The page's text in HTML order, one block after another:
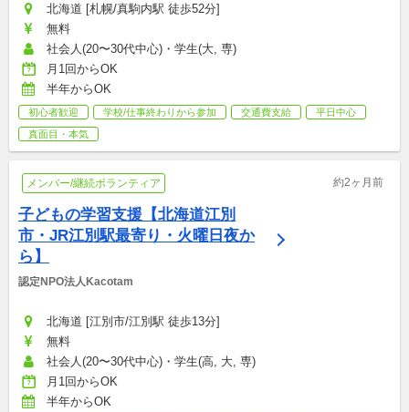
北海道 [札幌/真駒内駅 徒歩52分]
無料
社会人(20〜30代中心)・学生(大, 専)
月1回からOK
半年からOK
初心者歓迎 学校/仕事終わりから参加 交通費支給
平日中心
真面目・本気
メンバー/継続ボランティア 約2ヶ月前
子どもの学習支援【北海道江別
市・JR江別駅最寄り・火曜日夜か
ら】
認定NPO法人Kacotam
北海道 [江別市/江別駅 徒歩13分]
無料
社会人(20〜30代中心)・学生(高, 大, 専)
月1回からOK
半年からOK